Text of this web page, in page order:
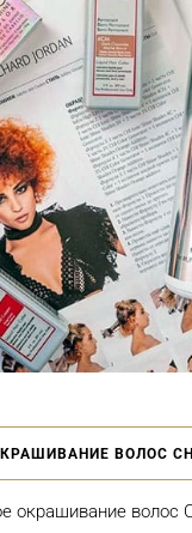
ВОЛОС
окрашивание волос